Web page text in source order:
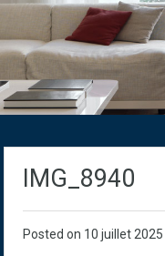
IMG_8940
Posted on 10 juillet 2025